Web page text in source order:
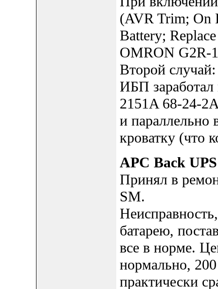
(AVR Trim; On
Battery;
OMRON G2R-
Второй
ИБП
2151A 68-24-
и параллельно
кроватку (что
APC Back
Принял в
SM.
батарею,
все в норме.
нормально,
практически